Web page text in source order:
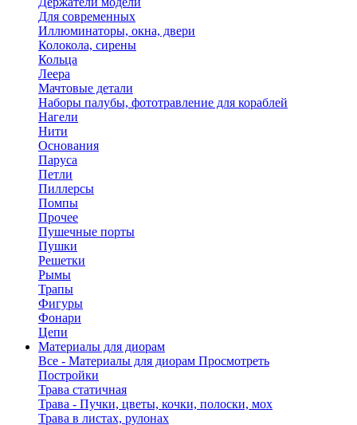
Для современных
Иллюминаторы, окна, двери
Колокола, сирены
Кольца
Леера
Мачтовые детали
Наборы палубы, фототравление для кораблей
Нагели
Нити
Основания
Паруса
Петли
Пиллерсы
Помпы
Прочее
Пушечные порты
Пушки
Решетки
Рымы
Трапы
Фигуры
Фонари
Цепи
Материалы для диорам
Все - Материалы для диорам Просмотреть
Постройки
Трава статичная
Трава - Пучки, цветы, кочки, полоски, мох
Трава в листах, рулонах